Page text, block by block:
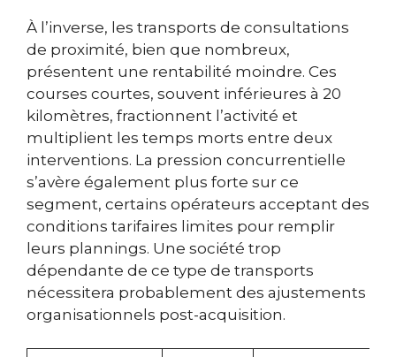
À l’inverse, les transports de consultations
de proximité, bien que nombreux,
présentent une rentabilité moindre. Ces
courses courtes, souvent inférieures à 20
kilomètres, fractionnent l’activité et
multiplient les temps morts entre deux
interventions. La pression concurrentielle
s’avère également plus forte sur ce
segment, certains opérateurs acceptant des
conditions tarifaires limites pour remplir
leurs plannings. Une société trop
dépendante de ce type de transports
nécessitera probablement des ajustements
organisationnels post-acquisition.